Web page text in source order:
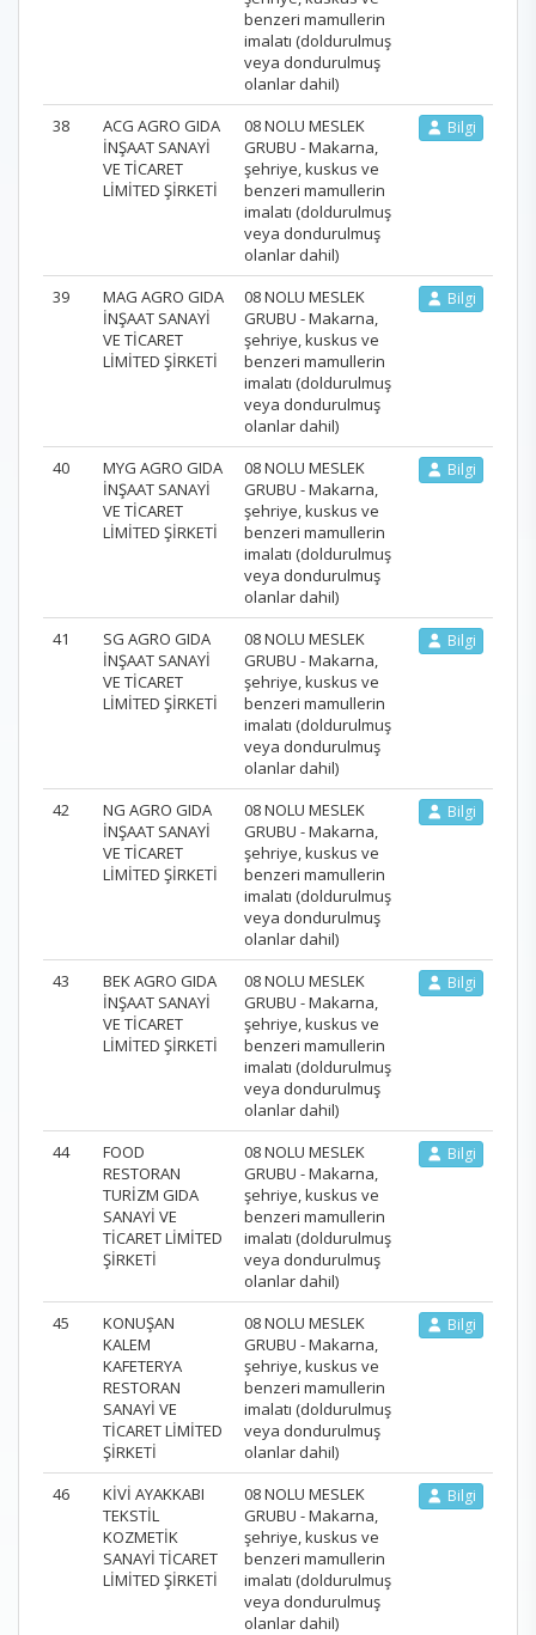
benzeri mamullerin
imalatı (doldurulmuş
veya dondurulmuş
olanlar dahil)
38
ACG AGRO GIDA
İNŞAAT SANAYİ
VE TİCARET
LİMİTED ŞİRKETİ
08 NOLU MESLEK
GRUBU - Makarna,
şehriye, kuskus ve
benzeri mamullerin
imalatı (doldurulmuş
veya dondurulmuş
olanlar dahil)
Bilgi
39
MAG AGRO GIDA
İNŞAAT SANAYİ
VE TİCARET
LİMİTED ŞİRKETİ
08 NOLU MESLEK
GRUBU - Makarna,
şehriye, kuskus ve
benzeri mamullerin
imalatı (doldurulmuş
veya dondurulmuş
olanlar dahil)
Bilgi
40
MYG AGRO GIDA
İNŞAAT SANAYİ
VE TİCARET
LİMİTED ŞİRKETİ
08 NOLU MESLEK
GRUBU - Makarna,
şehriye, kuskus ve
benzeri mamullerin
imalatı (doldurulmuş
veya dondurulmuş
olanlar dahil)
Bilgi
41
SG AGRO GIDA
İNŞAAT SANAYİ
VE TİCARET
LİMİTED ŞİRKETİ
08 NOLU MESLEK
GRUBU - Makarna,
şehriye, kuskus ve
benzeri mamullerin
imalatı (doldurulmuş
veya dondurulmuş
olanlar dahil)
Bilgi
42
NG AGRO GIDA
İNŞAAT SANAYİ
VE TİCARET
LİMİTED ŞİRKETİ
08 NOLU MESLEK
GRUBU - Makarna,
şehriye, kuskus ve
benzeri mamullerin
imalatı (doldurulmuş
veya dondurulmuş
olanlar dahil)
Bilgi
43
BEK AGRO GIDA
İNŞAAT SANAYİ
VE TİCARET
LİMİTED ŞİRKETİ
08 NOLU MESLEK
GRUBU - Makarna,
şehriye, kuskus ve
benzeri mamullerin
imalatı (doldurulmuş
veya dondurulmuş
olanlar dahil)
Bilgi
44
FOOD
RESTORAN
TURİZM GIDA
SANAYİ VE
TİCARET LİMİTED
ŞİRKETİ
08 NOLU MESLEK
GRUBU - Makarna,
şehriye, kuskus ve
benzeri mamullerin
imalatı (doldurulmuş
veya dondurulmuş
olanlar dahil)
Bilgi
45
KONUŞAN
KALEM
KAFETERYA
RESTORAN
SANAYİ VE
TİCARET LİMİTED
ŞİRKETİ
08 NOLU MESLEK
GRUBU - Makarna,
şehriye, kuskus ve
benzeri mamullerin
imalatı (doldurulmuş
veya dondurulmuş
olanlar dahil)
Bilgi
46
KİVİ AYAKKABI
TEKSTİL
KOZMETİK
SANAYİ TİCARET
LİMİTED ŞİRKETİ
08 NOLU MESLEK
GRUBU - Makarna,
şehriye, kuskus ve
benzeri mamullerin
imalatı (doldurulmuş
veya dondurulmuş
olanlar dahil)
Bilgi